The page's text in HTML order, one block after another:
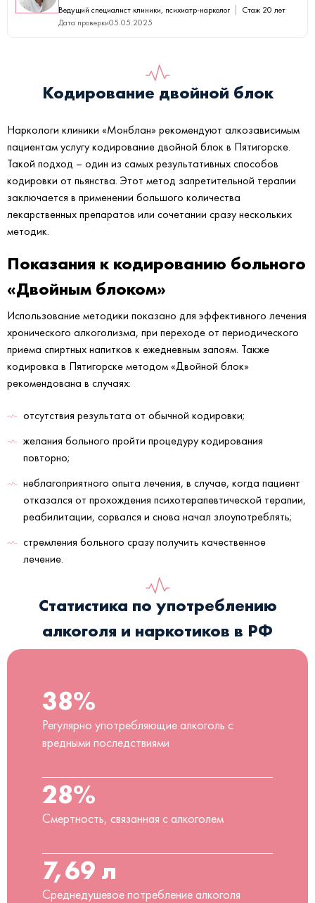
Ведущий специалист клиники, психиатр-нарколог
Стаж 20 лет
Дата проверки05.05.2025
Кодирование двойной блок
Наркологи клиники «Монблан» рекомендуют алкозависимым
пациентам услугу кодирование двойной блок в Пятигорске.
Такой подход – один из самых результативных способов
кодировки от пьянства. Этот метод запретительной терапии
заключается в применении большого количества
лекарственных препаратов или сочетании сразу нескольких
методик.
Показания к кодированию больного
«Двойным блоком»
Использование методики показано для эффективного лечения
хронического алкоголизма, при переходе от периодического
приема спиртных напитков к ежедневным запоям. Также
кодировка в Пятигорске методом «Двойной блок»
рекомендована в случаях:
отсутствия результата от обычной кодировки;
желания больного пройти процедуру кодирования
повторно;
неблагоприятного опыта лечения, в случае, когда пациент
отказался от прохождения психотерапевтической терапии,
реабилитации, сорвался и снова начал злоупотреблять;
стремления больного сразу получить качественное
лечение.
Статистика по употреблению
алкоголя и наркотиков в РФ
38%
Регулярно употребляющие алкоголь с
вредными последствиями
28%
Смертность, связанная с алкоголем
7,69 л
Среднедушевое потребление алкоголя